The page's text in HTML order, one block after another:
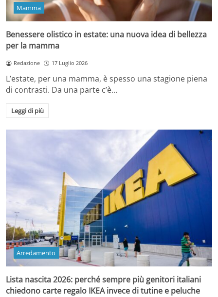
Mamma
Benessere olistico in estate: una nuova idea di bellezza
per la mamma
Redazione 17 Luglio 2026
L’estate, per una mamma, è spesso una stagione piena
di contrasti. Da una parte c’è…
Leggi di più
Arredamento
Lista nascita 2026: perché sempre più genitori italiani
chiedono carte regalo IKEA invece di tutine e peluche